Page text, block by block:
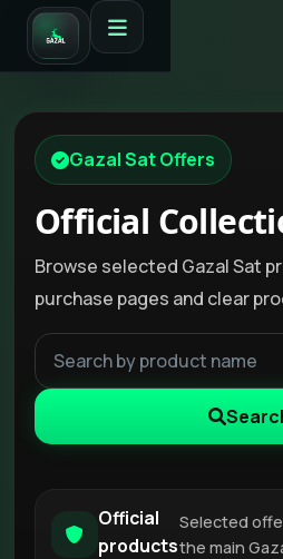
Gazal Sat Offers
Official
Browse selected Gazal Sat
purchase pages and clear
Official
products
Selected
the main